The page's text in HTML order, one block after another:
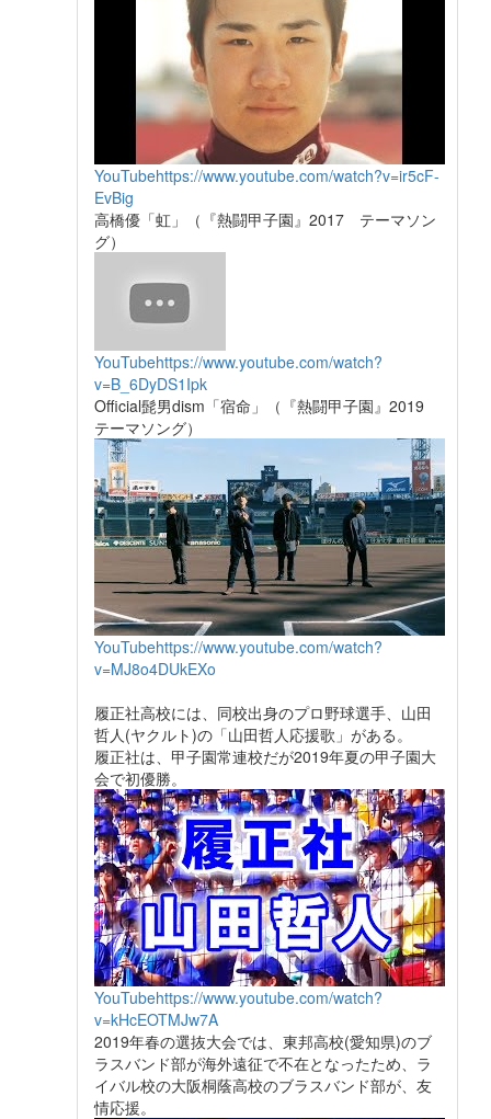
YouTubehttps://www.youtube.com/watch?v=ir5cF-
EvBig
高橋優「虹」（『熱闘甲子園』2017 テーマソン
グ）
YouTubehttps://www.youtube.com/watch?
v=B_6DyDS1Ipk
Official髭男dism「宿命」（『熱闘甲子園』2019
テーマソング）
YouTubehttps://www.youtube.com/watch?
v=MJ8o4DUkEXo
履正社高校には、同校出身のプロ野球選手、山田
哲人(ヤクルト)の「山田哲人応援歌」がある。
履正社は、甲子園常連校だが2019年夏の甲子園大
会で初優勝。
YouTubehttps://www.youtube.com/watch?
v=kHcEOTMJw7A
2019年春の選抜大会では、東邦高校(愛知県)のブ
ラスバンド部が海外遠征で不在となったため、ラ
イバル校の大阪桐蔭高校のブラスバンド部が、友
情応援。